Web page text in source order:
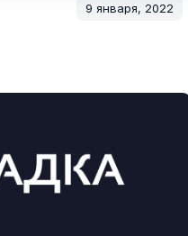
9 января, 2022